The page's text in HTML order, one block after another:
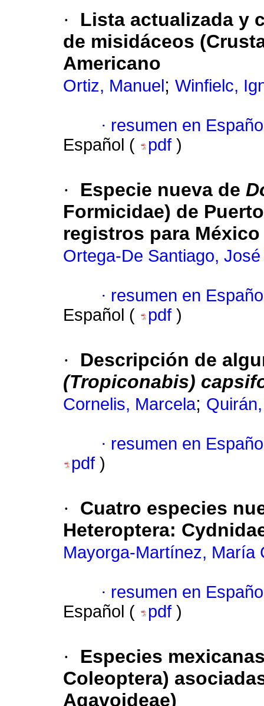
·
Lista actualizada y
de misidáceos
Americano
Ortiz, Manuel ; Winfielc,
· resumen en
Español (
pdf )
· Especie nueva de
Formicidae) de
registros para México
Ortega-De Santiago,
· resumen en
Español (
pdf )
·
Descripción de
(Tropiconabis)
Cornelis, Marcela;
· resumen en
pdf )
·
Cuatro especies
Heteroptera:
Mayorga-Martínez, María
· resumen en
Español (
pdf )
·
Especies
Coleoptera)
Agavoideae)